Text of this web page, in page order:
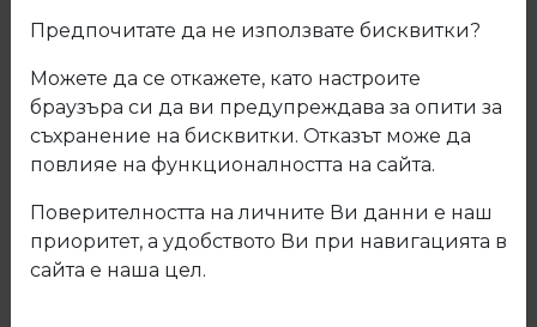
Предпочитате да не използвате бисквитки?
Можете да се откажете, като настроите
браузъра си да ви предупреждава за опити за
съхранение на бисквитки. Отказът може да
повлияе на функционалността на сайта.
Поверителността на личните Ви данни е наш
приоритет, а удобството Ви при навигацията в
сайта е наша цел.102 Ламинирано ПДЧ Бежово